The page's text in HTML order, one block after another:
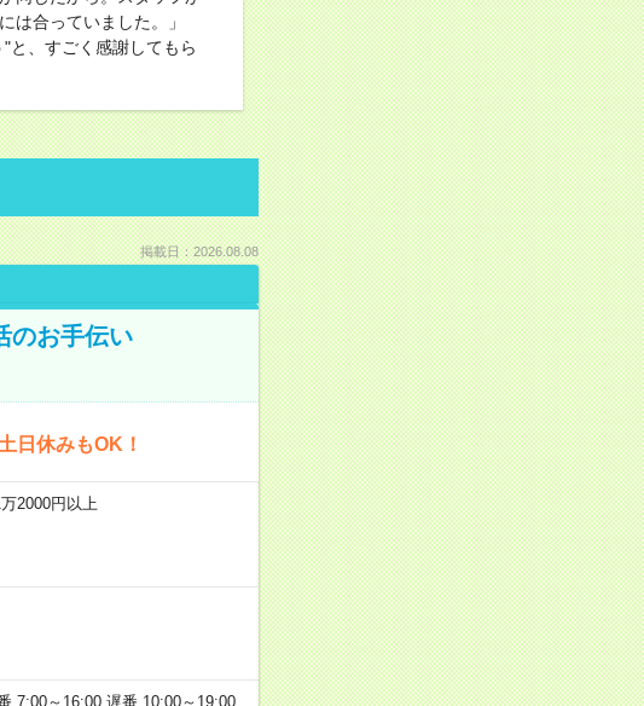
は合っていました。」
と、すごく感謝してもら
掲載日：2026.08.08
のお手伝い
日休みもOK！
2000円以上
7:00～16:00 遅番 10:00～19:00